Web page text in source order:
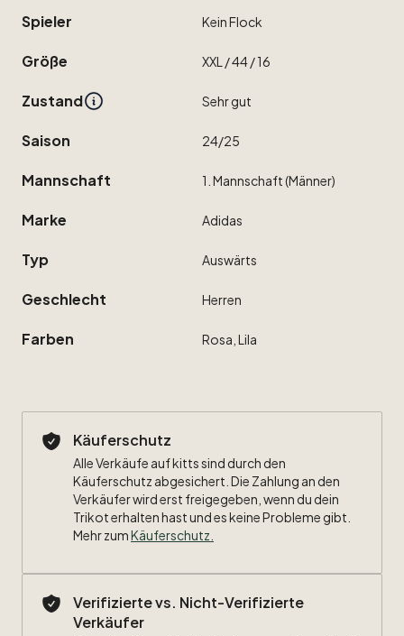
Spieler KeinFlock
Größe XXL ​/​44​/​16
Zustand Sehrgut
Saison 24​/​25
Mannschaft 1. Mannschaft(Männer)
Marke Adidas
Typ Auswärts
Geschlecht Herren
Farben Rosa, Lila
Käuferschutz
Alle Verkäufe auf kitts sind durch den
Käuferschutz abgesichert. Die Zahlung an den
Verkäufer wird erst freigegeben, wenn du dein
Trikot erhalten hast und es keine Probleme gibt.
Mehr zumKäuferschutz
Verifizierte vs. Nicht-Verifizierte
Verkäufer